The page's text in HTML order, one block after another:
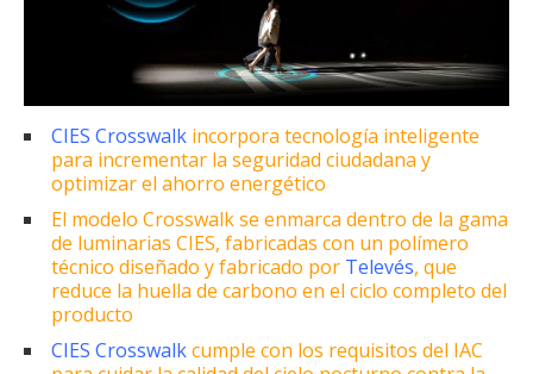
CIES Crosswalk incorpora tecnología inteligente
para incrementar la seguridad ciudadana y
optimizar el ahorro energético
El modelo Crosswalk se enmarca dentro de la gama
de luminarias CIES, fabricadas con un polímero
técnico diseñado y fabricado por Televés, que
reduce la huella de carbono en el ciclo completo del
producto
CIES Crosswalkcumple con los requisitos del IAC